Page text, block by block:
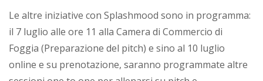
Le altre iniziative con Splashmood sono in programma:
il 7 luglio alle ore 11 alla Camera di Commercio di
Foggia (Preparazione del pitch) e sino al 10 luglio
online e su prenotazione, saranno programmate altre